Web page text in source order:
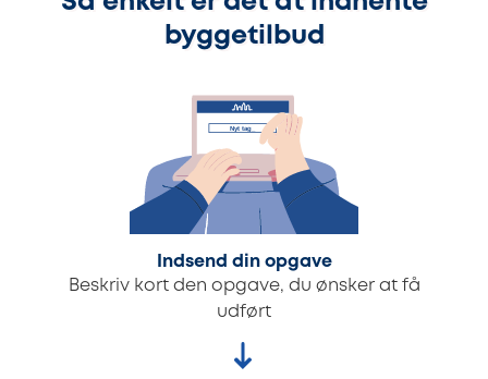
byggetilbud
Indsend din opgave
Beskriv kort den opgave, du ønsker at få
udført